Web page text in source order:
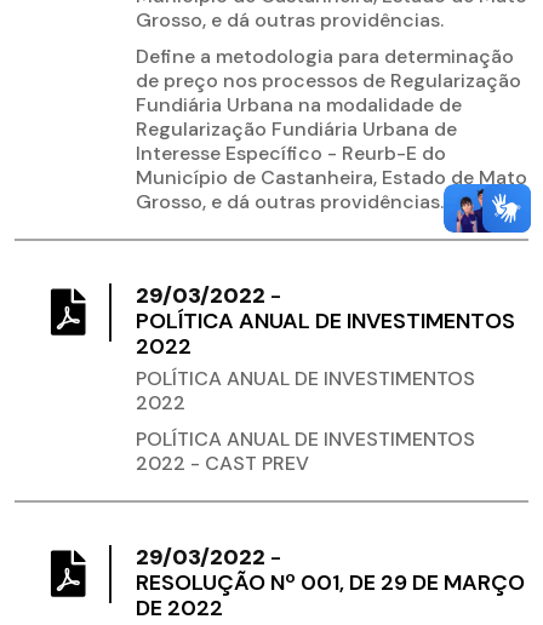
Grosso, e dá outras providências.
Define a metodologia para determinação
de preço nos processos de Regularização
Fundiária Urbana na modalidade de
Regularização Fundiária Urbana de
Interesse Específico - Reurb-E do
Município de Castanheira, Estado de Mato
Grosso, e dá outras providências.
29/03/2022 -
POLÍTICA ANUAL DE INVESTIMENTOS
2022
POLÍTICA ANUAL DE INVESTIMENTOS
2022
POLÍTICA ANUAL DE INVESTIMENTOS
2022 - CAST PREV
29/03/2022 -
RESOLUÇÃO Nº 001, DE 29 DE MARÇO
DE 2022